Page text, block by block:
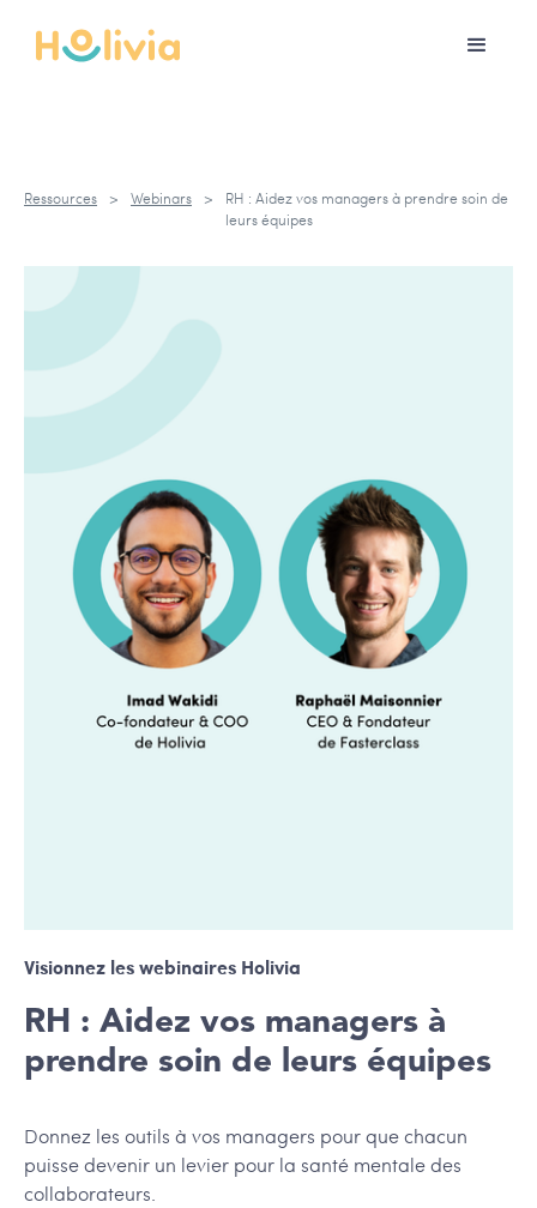
Ressources > Webinars >
RH : Aidez vos managers à prendre soin de
leurs équipes
Visionnez les webinaires Holivia
RH : Aidez vos managers à
prendre soin de leurs équipes
Donnez les outils à vos managers pour que chacun
puisse devenir un levier pour la santé mentale des
collaborateurs.